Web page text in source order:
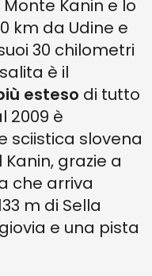
Kanin e lo
km da Udine e
30 chilometri
è il
esteso di tutto
2009 è
sciistica slovena
grazie a
che arriva
m di Sella
e una pista